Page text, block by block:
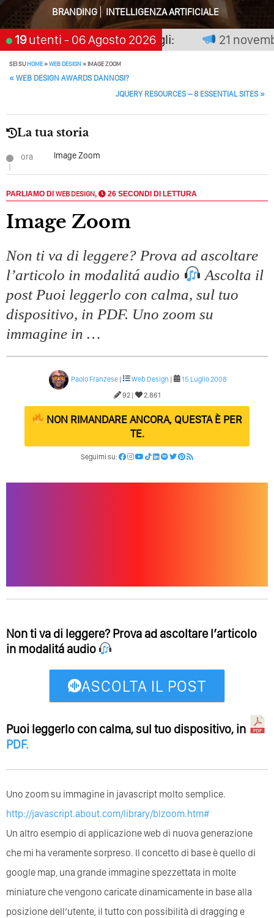
Perché Pubblicare Non Basta Più? Contenuti Di Valore O
Solo Rumore…
Perché Non Guadagni Sui Social Media? Probabilmente
Tutto Peggiorerà
Quali Sono Gli Errori Della Comunicazione Politica? Il
Caso Delle Braccia Incrociate
Come Promuoversi Nel Wedding? Il Mio Intervento Per
L’Accademia Del Wedding
BRANDING
INTELLIGENZA ARTIFICIALE
19utenti - 06 Agosto 2026
premia chi aspetta, scegli: 21 novembre
SEI SUHOME»WEB DESIGN»IMAGE ZOOM
POST NAVIGATION
« WEB DESIGN AWARDS DANNOSI?
JQUERY RESOURCES – 8 ESSENTIAL SITES »
La tua storia
ora Image Zoom
PARLIAMO DI WEB DESIGN, 26 SECONDI DI LETTURA
Image Zoom
Non ti va di leggere? Prova ad ascoltare
l’articolo in modalitá audio
Ascolta il
post Puoi leggerlo con calma, sul tuo
dispositivo, in PDF. Uno zoom su
immagine in …
Paolo Franzese| Web Design |
15 Luglio 2008
92 |
2.861
NON RIMANDARE ANCORA, QUESTA È PER
TE.
Seguimi su:
Non ti va di leggere? Prova ad ascoltare l’articolo
in modalitá audio
ASCOLTA IL POST
Puoi leggerlo con calma, sul tuo dispositivo, in
PDF.
Uno zoom su immagine in javascript molto semplice.
http://javascript.about.com/library/blzoom.htm#
Un altro esempio di applicazione web di nuova generazione
che mi ha veramente sorpreso. Il concetto di base è quello di
google map, una grande immagine spezzettata in molte
miniature che vengono caricate dinamicamente in base alla
posizione dell’utente, il tutto con possibilità di dragging e